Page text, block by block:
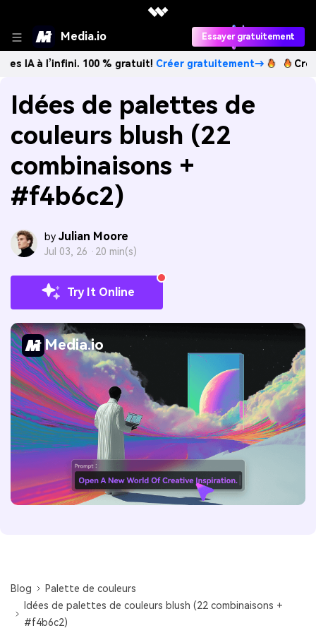
Media.io Essayer gratuitement
100 % gratuit!Créer gratuitement→ Créez des
Idées de palettes de
couleurs blush (22
combinaisons +
#f4b6c2)
by Julian Moore
Jul 03, 26 · 20 min(s)
Try It Online
Media.io
Blog
Palette de couleurs
Idées de palettes de couleurs blush (22 combinaisons +
#f4b6c2)